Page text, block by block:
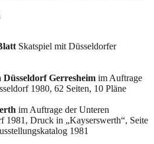
Skatspiel mit Düsseldorfer
Düsseldorf Gerresheim im Auftrage
1980, 62 Seiten, 10 Pläne
im Auftrage der Unteren
1981, Druck in „Kayserswerth“, Seite
1981